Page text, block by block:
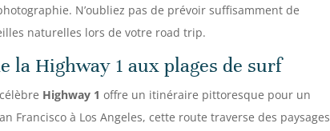
N’oubliez pas de prévoir suffisamment de
naturelles lors de votre road trip.
la Highway 1 aux plages de surf
Highway 1 offre un itinéraire pittoresque pour un
Francisco à Los Angeles, cette route traverse des paysages